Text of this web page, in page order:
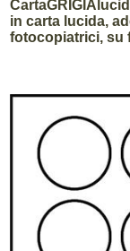
in carta lucida,
fotocopiatrici, su